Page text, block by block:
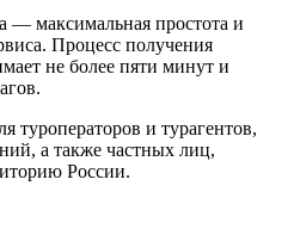
— максимальная простота и
Процесс получения
не более пяти минут и
туроператоров и турагентов,
а также частных лиц,
России.